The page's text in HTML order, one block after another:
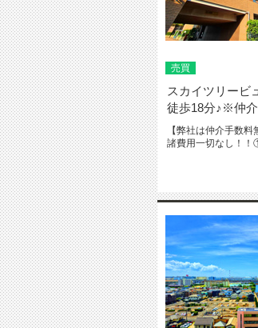
売買
スカイツリービ
徒歩18分♪※仲
【弊社は仲介手数
諸費用一切なし！